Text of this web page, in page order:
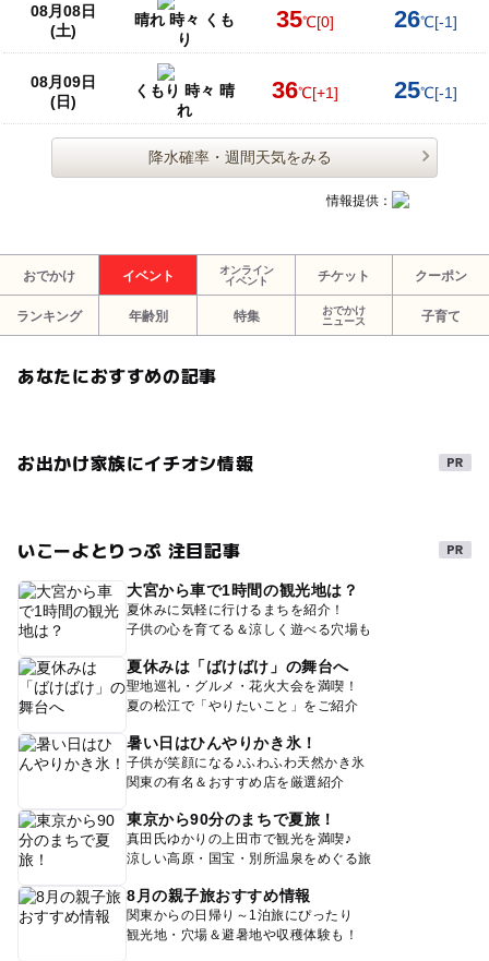
08月08日
(土)
晴れ 時々 くも
り
35℃[0] 26℃[-1]
08月09日
(日)
くもり 時々 晴
れ
36℃[+1] 25℃[-1]
降水確率・週間天気をみる
情報提供：
おでかけ イベント
オンライン
イベント
チケット クーポン
ランキング 年齢別 特集
おでかけ
ニュース
子育て
あなたにおすすめの記事
お出かけ家族にイチオシ情報
いこーよとりっぷ 注目記事
大宮から車で1時間の観光地は？
夏休みに気軽に行けるまちを紹介！
子供の心を育てる＆涼しく遊べる穴場も
夏休みは「ばけばけ」の舞台へ
聖地巡礼・グルメ・花火大会を満喫！
夏の松江で「やりたいこと」をご紹介
暑い日はひんやりかき氷！
子供が笑顔になる♪ふわふわ天然かき氷
関東の有名＆おすすめ店を厳選紹介
東京から90分のまちで夏旅！
真田氏ゆかりの上田市で観光を満喫♪
涼しい高原・国宝・別所温泉をめぐる旅
8月の親子旅おすすめ情報
関東からの日帰り～1泊旅にぴったり
観光地・穴場＆避暑地や収穫体験も！